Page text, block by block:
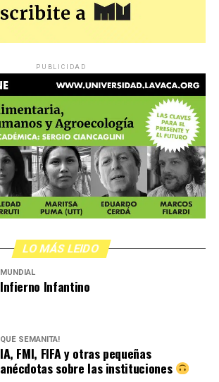
PUBLICIDAD
LO MÁS LEIDO
MUNDIAL
Infierno Infantino
QUÉ SEMANITA!
IA, FMI, FIFA y otras pequeñas
anécdotas sobre las instituciones